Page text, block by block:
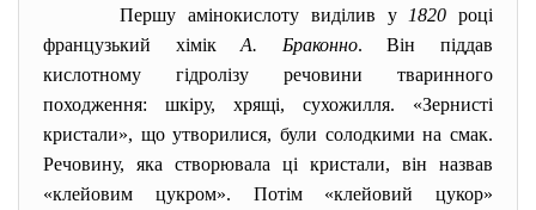
Першу амінокислоту виділив у 1820 році
французький хімікА. Браконно. Він піддав
кислотному гідролізу речовини тваринного
походження: шкіру, хрящі, сухожилля. «Зернисті
кристали», що утворилися, були солодкими на смак.
Речовину, яка створювала ці кристали, він назвав
«клейовим цукром». Потім «клейовий цукор»